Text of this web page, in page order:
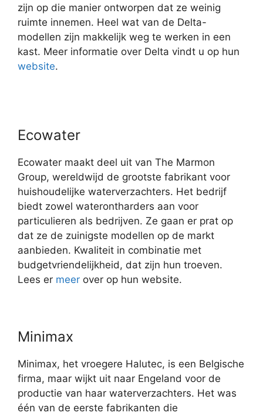
zijn op die manier ontworpen dat ze weinig
ruimte innemen. Heel wat van de Delta-
modellen zijn makkelijk weg te werken in een
kast. Meer informatie over Delta vindt u op hun
website.
Ecowater
Ecowater maakt deel uit van The Marmon
Group, wereldwijd de grootste fabrikant voor
huishoudelijke waterverzachters. Het bedrijf
biedt zowel waterontharders aan voor
particulieren als bedrijven. Ze gaan er prat op
dat ze de zuinigste modellen op de markt
aanbieden. Kwaliteit in combinatie met
budgetvriendelijkheid, dat zijn hun troeven.
Lees er meer over op hun website.
Minimax
Minimax, het vroegere Halutec, is een Belgische
firma, maar wijkt uit naar Engeland voor de
productie van haar waterverzachters. Het was
één van de eerste fabrikanten die